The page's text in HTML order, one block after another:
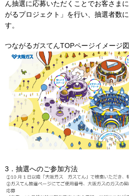
ん抽選に応募いただくことでお客さま
がるプロジェクト」を行い、抽選者数
す。
つながるガスてんTOPページイメージ図
3．抽選へのご参加方法